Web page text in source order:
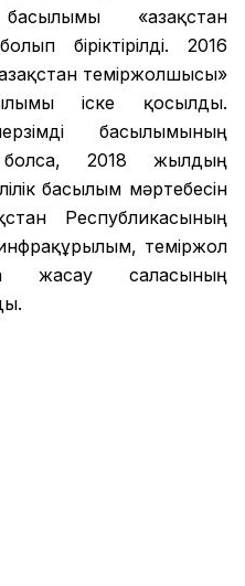
«Қазақстан
біріктірілді. 2016
теміржолшысы»
іске қосылды.
басылымының
2018 жылдың
басылым мәртебесін
Республикасының
теміржол
жасау саласының